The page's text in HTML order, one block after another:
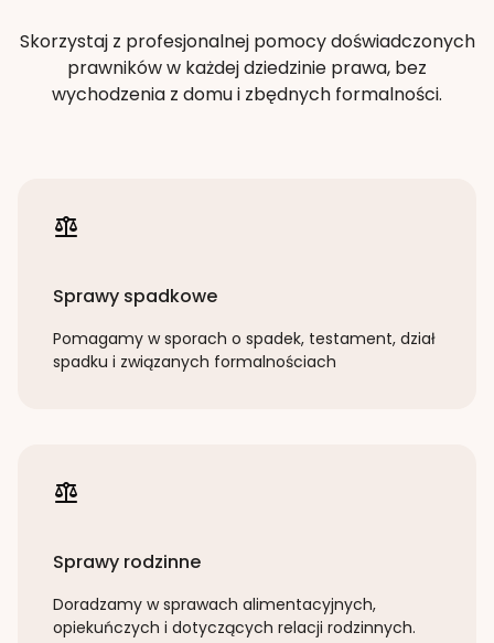
Skorzystaj z profesjonalnej pomocy doświadczonych
prawników w każdej dziedzinie prawa, bez
wychodzenia z domu i zbędnych formalności.
Sprawy spadkowe
Pomagamy w sporach o spadek, testament, dział
spadku i związanych formalnościach
Sprawy rodzinne
Doradzamy w sprawach alimentacyjnych,
opiekuńczych i dotyczących relacji rodzinnych.